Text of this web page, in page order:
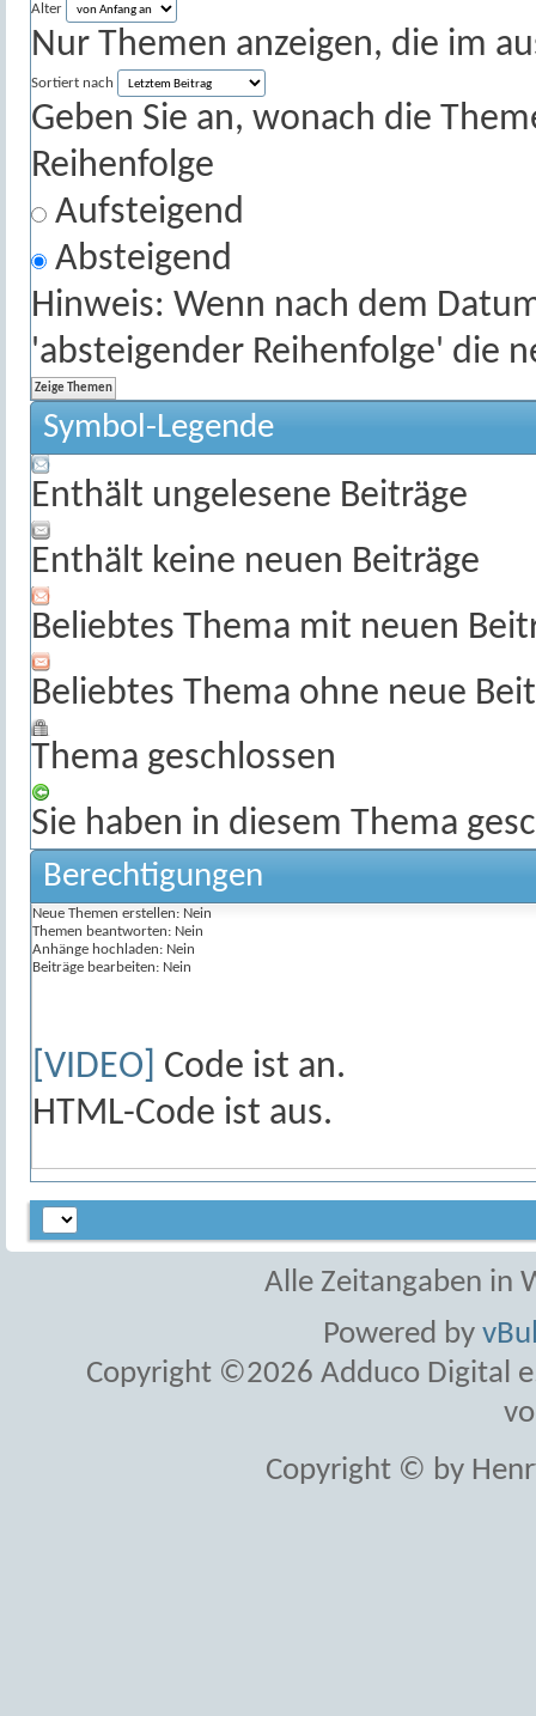
Alter
Nur Themen anzeigen, die im
Sortiert nach
Geben Sie an, wonach die
Reihenfolge
Aufsteigend
Absteigend
Hinweis: Wenn nach dem
'absteigender Reihenfolge' die
Symbol-Legende
Enthält ungelesene Beiträge
Enthält keine neuen Beiträge
Beliebtes Thema mit neuen
Beliebtes Thema ohne neue
Thema geschlossen
Sie haben in diesem Thema
Berechtigungen
Neue Themen erstellen: Nein
Themen beantworten: Nein
Anhänge hochladen: Nein
Beiträge bearbeiten: Nein
[VIDEO] Code ist an.
HTML-Code ist aus.
Alle Zeitangaben in
Powered by
Copyright ©2026 Adduco Digital
Copyright © by